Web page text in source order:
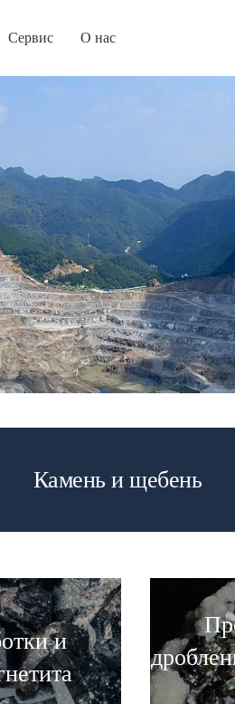
Сервис О нас
Камень и щебень
и